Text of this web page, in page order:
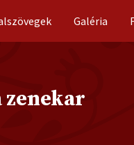
Galéria
zenekar